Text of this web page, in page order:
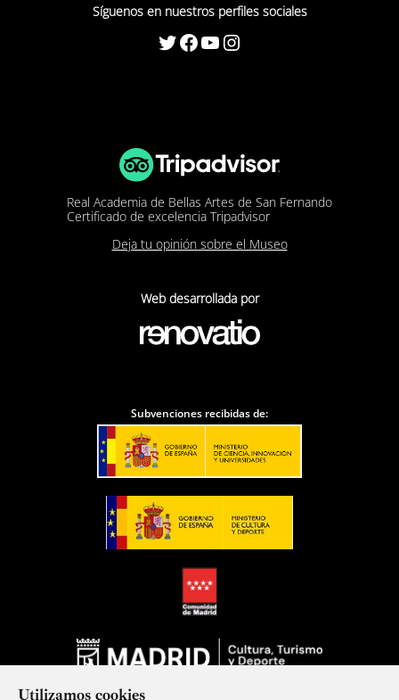
Utilizamos cookies
Síguenos en nuestros perfiles sociales
Twitter Facebook YouTube Instagram
Real Academia de Bellas Artes de San Fernando
Certificado de excelencia Tripadvisor
Deja tu opinión sobre el Museo
Web desarrollada por
Subvenciones recibidas de: